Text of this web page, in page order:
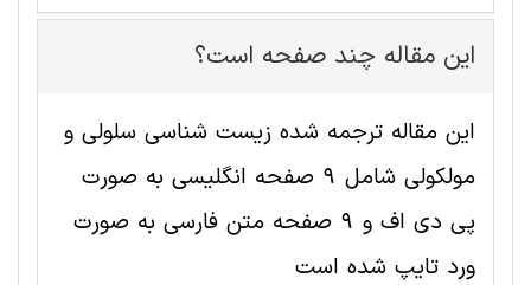
این مقاله چند صفحه است؟
این مقاله ترجمه شده زیست شناسی سلولی و
مولکولی شامل 9 صفحه انگلیسی به صورت
پی دی اف و 9 صفحه متن فارسی به صورت
ورد تایپ شده است